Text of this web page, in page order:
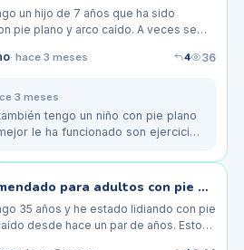
un hijo de 7 años que ha sido
pie plano y arco caído. A veces se
después de jugar al fútbol o de estar
pie…
· hace 3 meses 4 36
3 meses
tengo un niño con pie plano
le ha funcionado son ejercicios
y ejercicios de…
Calzado recomendado para adultos con pie plano y arco caído
35 años y he estado lidiando con pie
desde hace un par de años. Esto
al caminar y me siento